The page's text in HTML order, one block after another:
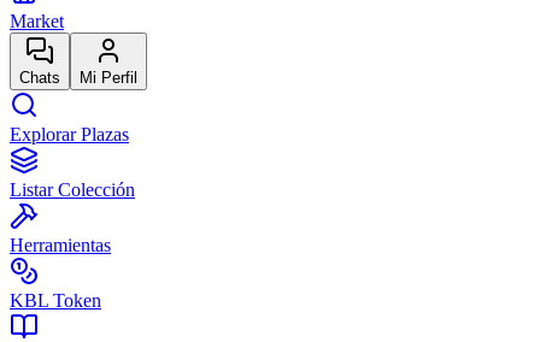
Market
Chats Mi Perfil
Explorar Plazas
Listar Colección
Herramientas
KBL Token